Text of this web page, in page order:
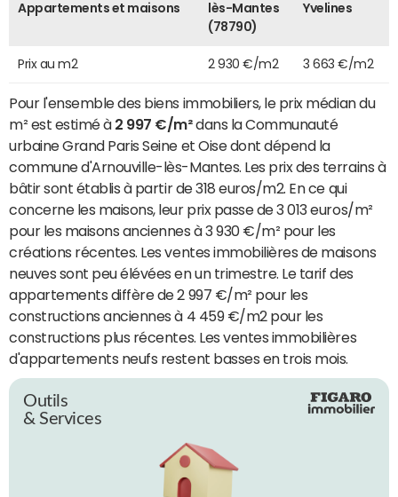
Appartements et maisons
lès-Mantes
(78790)
Yvelines
Prix au m2 2 930 €/m2 3 663 €/m2
Pour l'ensemble des biens immobiliers, le prix médian du
m² est estimé à 2 997 €/m²dans la Communauté
urbaine Grand Paris Seine et Oise dont dépend la
commune d'Arnouville-lès-Mantes. Les prix des terrains à
bâtir sont établis à partir de 318 euros/m2. En ce qui
concerne les maisons, leur prix passe de 3 013 euros/m²
pour les maisons anciennes à 3 930 €/m² pour les
créations récentes. Les ventes immobilières de maisons
neuves sont peu élévées en un trimestre. Le tarif des
appartements diffère de 2 997 €/m² pour les
constructions anciennes à 4 459 €/m2 pour les
constructions plus récentes. Les ventes immobilières
d'appartements neufs restent basses en trois mois.
Outils
& Services